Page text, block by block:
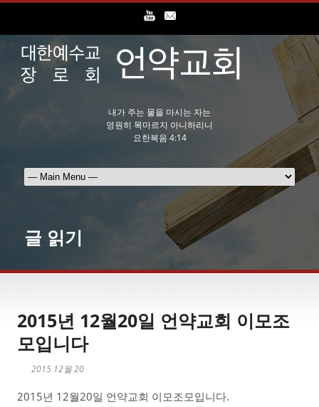
내가 주는 물을 마시는 자는
영원히 목마르지 아니하리니
요한복음 4:14
글 읽기
2015년 12월20일 언약교회 이모조
모입니다
2015 12월 20
2015년 12월20일 언약교회 이모조모입니다.